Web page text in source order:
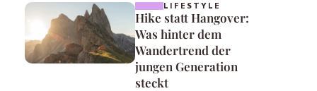
LIFESTYLE
Hike statt Hangover:
Was hinter dem
Wandertrend der
jungen Generation
steckt